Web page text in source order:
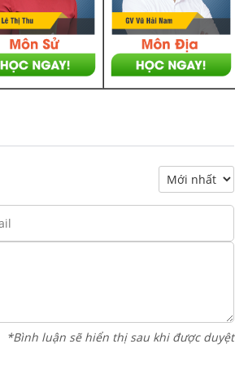
*Bình luận sẽ hiển thị sau khi được duyệt